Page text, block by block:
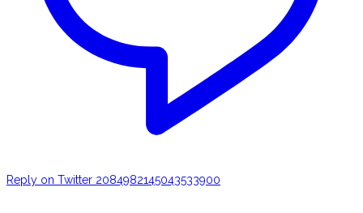
Reply on Twitter 2084982145043533900